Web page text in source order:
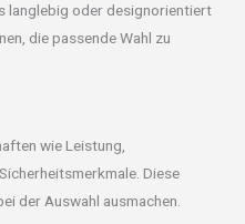
langlebig oder designorientiert
die passende Wahl zu
wie Leistung,
Diese
der Auswahl ausmachen.